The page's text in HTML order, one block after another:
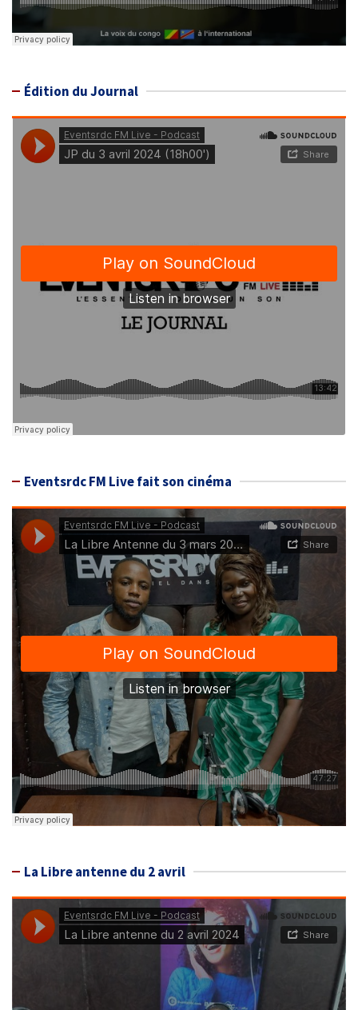
Édition du Journal
Eventsrdc FM Live fait son cinéma
La Libre antenne du 2 avril